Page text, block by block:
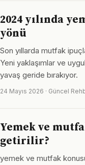
2024 yılında
yönü
Son yıllarda mutfak
Yeni yaklaşımlar ve
yavaş geride bırakıyor.
24 Mayıs 2026 · Güncel
Yemek ve
getirilir?
yemek ve mutfak